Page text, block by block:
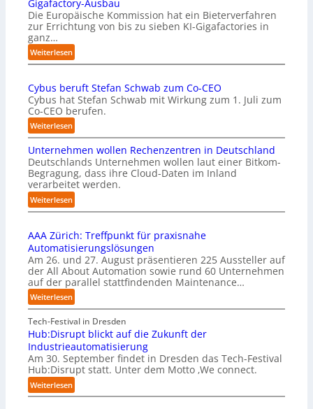
k
o
m
t
u
f
d
i
e
m
p
l
e
m
e
t
i
e
r
u
n
g
a
n
“
Gigafactory-Ausbau
Die Europäische Kommission hat ein Bieterverfahren
zur Errichtung von bis zu sieben KI-Gigafactories in
ganz…
Weiterlesen:
E
-
K
o
m
i
s
s
i
o
n
t
a
r
t
e
t
B
i
e
t
e
r
v
e
r
Cybus beruft Stefan Schwab zum Co-CEO
Cybus hat Stefan Schwab mit Wirkung zum 1. Juli zum
Co-CEO berufen.
Weiterlesen:
C
y
b
u
s
b
e
u
f
t
S
t
e
f
n
S
c
h
w
a
b
Unternehmen wollen Rechenzentren in Deutschland
Deutschlands Unternehmen wollen laut einer Bitkom-
Begragung, dass ihre Cloud-Daten im Inland
verarbeitet werden.
Weiterlesen:
U
t
e
r
n
e
m
w
o
l
l
e
AAA Zürich: Treffpunkt für praxisnahe
Automatisierungslösungen
Am 26. und 27. August präsentieren 225 Aussteller auf
der All About Automation sowie rund 60 Unternehmen
auf der parallel stattfindenden Maintenance…
Weiterlesen:
A
A
A
Z
ü
r
i
c
Tech-Festival in Dresden
Hub:Disrupt blickt auf die Zukunft der
Industrieautomatisierung
Am 30. September findet in Dresden das Tech-Festival
Hub:Disrupt statt. Unter dem Motto ‚We connect.
Weiterlesen:
H